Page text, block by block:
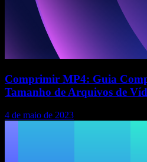
Comprimir MP4: Guia
Tamanho de Arquivos de
4 de maio de 2023